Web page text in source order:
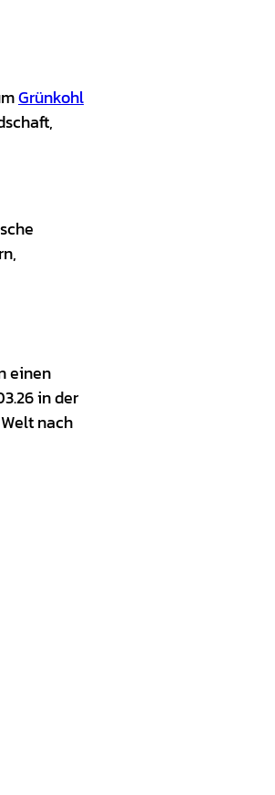
Grünkohl
einen
in der
nach